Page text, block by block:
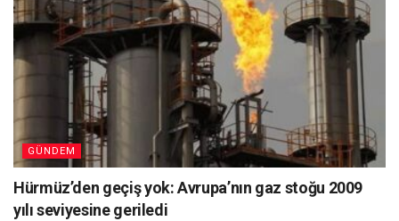
GÜNDEM
Hürmüz’den geçiş yok: Avrupa’nın gaz stoğu 2009
yılı seviyesine geriledi